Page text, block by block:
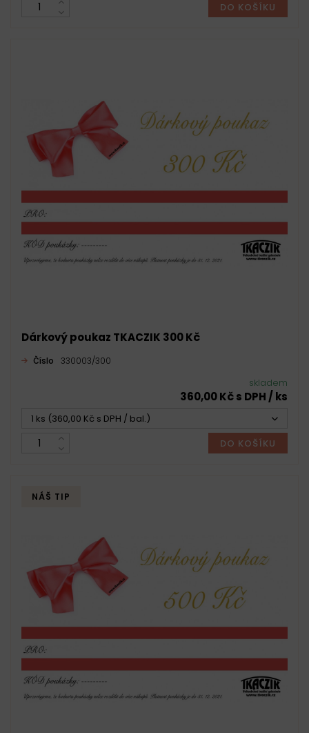
DO KOŠÍKU
Dárkový poukaz TKACZIK 300 Kč
Číslo 330003/300
skladem
360,00 Kč s DPH / ks
1 ks (360,00 Kč s DPH / bal.)
DO KOŠÍKU
NÁŠ TIP